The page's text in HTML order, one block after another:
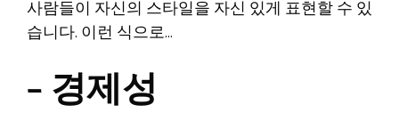
사람들이 자신의 스타일을 자신 있게 표현할 수 있
습니다. 이런 식으로…
– 경제성